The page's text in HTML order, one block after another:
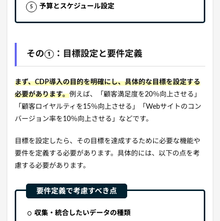
予算とスケジュール設定
その①：目標設定と要件定義
まず、CDP導入の目的を明確にし、具体的な目標を設定する
必要があります。例えば、
「顧客満足度を20％向上させる」
「顧客ロイヤルティを15％向上させる」「Webサイトのコン
バージョン率を10％向上させる」などです。
目標を設定したら、 その目標を達成するために必要な機能や
要件を定義する必要があります。 具体的には、 以下の点を考
慮する必要があります。
収集・統合したいデータの種類